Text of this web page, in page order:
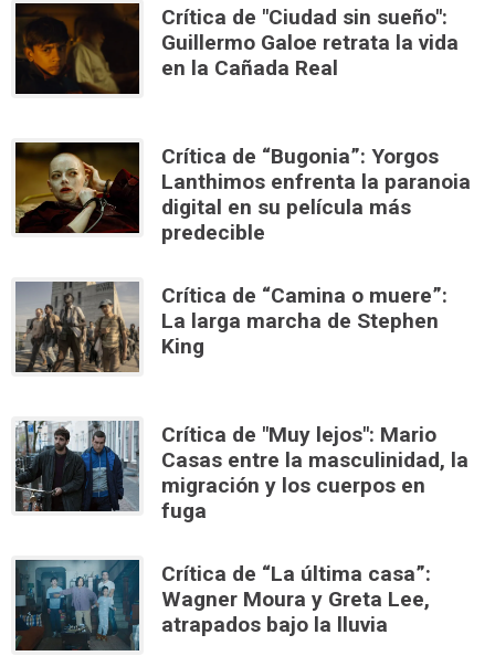
Crítica de "Ciudad sin sueño":
Guillermo Galoe retrata la vida
en la Cañada Real
Crítica de “Bugonia”: Yorgos
Lanthimos enfrenta la paranoia
digital en su película más
predecible
Crítica de “Camina o muere”:
La larga marcha de Stephen
King
Crítica de "Muy lejos": Mario
Casas entre la masculinidad, la
migración y los cuerpos en
fuga
Crítica de “La última casa”:
Wagner Moura y Greta Lee,
atrapados bajo la lluvia